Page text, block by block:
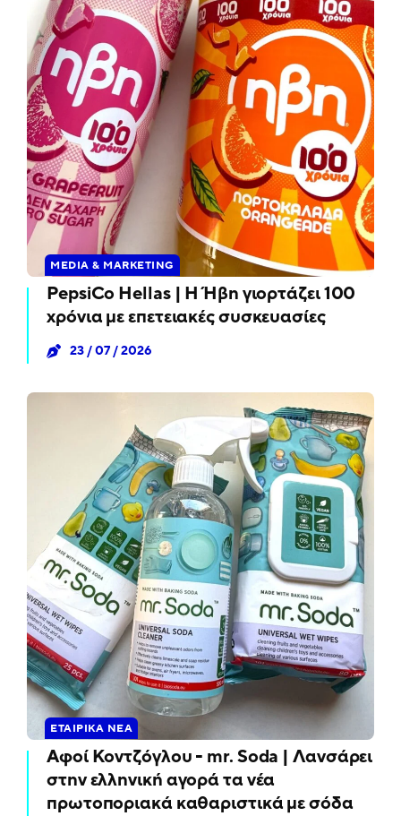
MEDIA & MARKETING
PepsiCo Hellas | Η Ήβη γιορτάζει 100
χρόνια με επετειακές συσκευασίες
23 / 07 / 2026
ΕΤΑΙΡΙΚΆ ΝΈΑ
Αφοί Κοντζόγλου - mr. Soda | Λανσάρει
στην ελληνική αγορά τα νέα
πρωτοποριακά καθαριστικά με σόδα